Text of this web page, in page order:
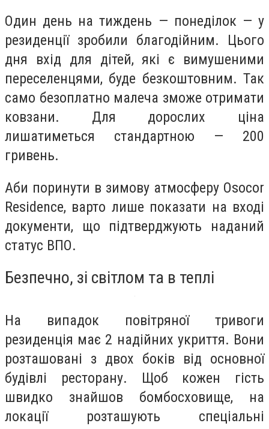
Один день на тиждень — понеділок — у
резиденції зробили благодійним. Цього
дня вхід для дітей, які є вимушеними
переселенцями, буде безкоштовним. Так
само безоплатно малеча зможе отримати
ковзани. Для дорослих ціна
лишатиметься стандартною — 200
гривень.
Аби поринути в зимову атмосферу Osocor
Residence, варто лише показати на вході
документи, що підтверджують наданий
статус ВПО.
Безпечно, зі світлом та в теплі
На випадок повітряної тривоги
резиденція має 2 надійних укриття. Вони
розташовані з двох боків від основної
будівлі ресторану. Щоб кожен гість
швидко знайшов бомбосховище, на
локації розташують спеціальні